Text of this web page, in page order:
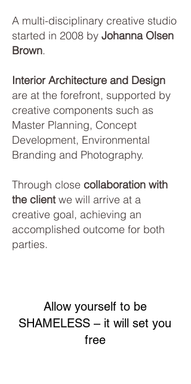
A multi-disciplinary creative studio
started in 2008 by Johanna Olsen
Brown.
Interior Architecture and Design
are at the forefront, supported by
creative components such as
Master Planning, Concept
Development, Environmental
Branding and Photography.
Through close collaboration with
the clientwe will arrive at a
creative goal, achieving an
accomplished outcome for both
parties.
Allow yourself to be
SHAMELESS – it will set you
free